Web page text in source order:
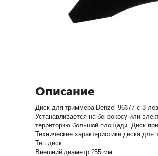
Описание
Диск для триммера Denzel 96377 с 3
Устанавливается на бензокосу или
территорию большой площади. Диск
Технические характеристики диска
Тип диск
Внешний диаметр 255 мм